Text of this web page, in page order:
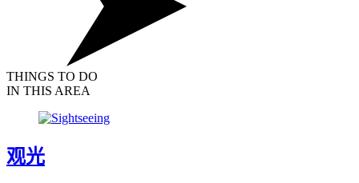
THINGS TO DO
IN THIS AREA
观光